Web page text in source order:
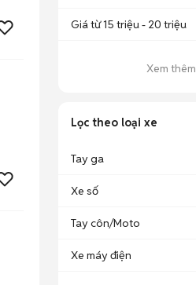
Giá từ 15 triệu - 20 triệu
Xem thêm
Lọc theo loại xe
Tay ga
Xe số
Tay côn/Moto
Xe máy điện